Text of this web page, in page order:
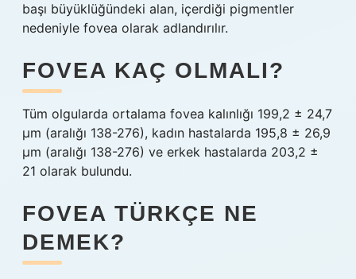
başı büyüklüğündeki alan, içerdiği pigmentler
nedeniyle fovea olarak adlandırılır.
FOVEA KAÇ OLMALI?
Tüm olgularda ortalama fovea kalınlığı 199,2 ± 24,7
μm (aralığı 138-276), kadın hastalarda 195,8 ± 26,9
μm (aralığı 138-276) ve erkek hastalarda 203,2 ±
21 olarak bulundu.
FOVEA TÜRKÇE NE
DEMEK?